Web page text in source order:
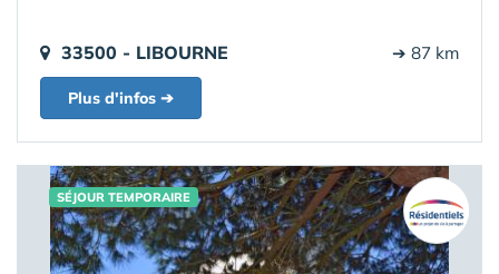
33500 - LIBOURNE ➔ 87 km
Plus d'infos ➔
SÉJOUR TEMPORAIRE